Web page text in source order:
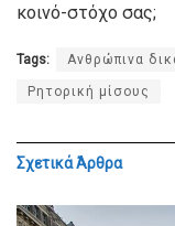
κοινό-στόχο σας;
Tags: Ανθρώπινα
Ρητορική μίσους
ΣχετικάΆρθρα